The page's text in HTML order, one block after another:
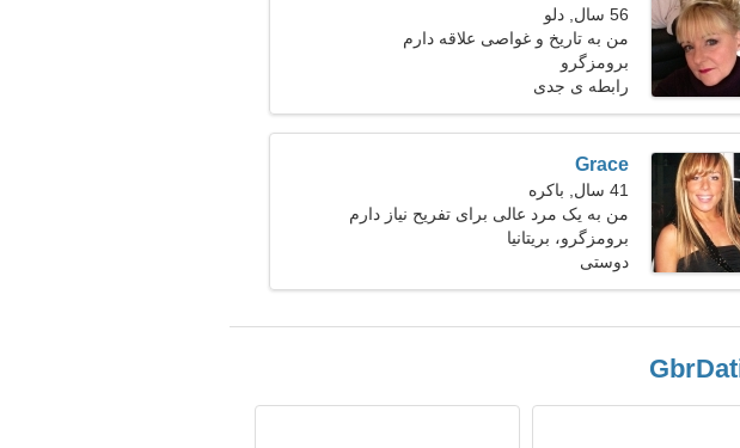
56 سال, دلو
من به تاریخ و غواصی علاقه دارم
برومزگرو
رابطه ی جدی
Grace
41 سال, باکره
من به یک مرد عالی برای تفریح نیاز دارم
برومزگرو، بریتانیا
دوستی